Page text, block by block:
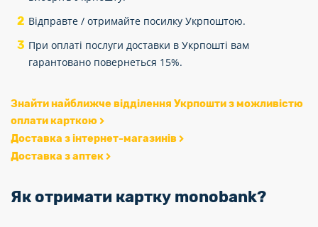
Відправте / отримайте посилку Укрпоштою.
При оплаті послуги доставки в Укрпошті вам
гарантовано повернеться 15%.
Знайти найближче відділення Укрпошти з можливістю
оплати карткою
Доставка з інтернет-магазинів
Доставка з аптек
Як отримати картку monobank?